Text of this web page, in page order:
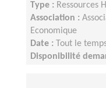
Type : Ressources
Association :
Economique
Date :
Tout le
Disponibilité